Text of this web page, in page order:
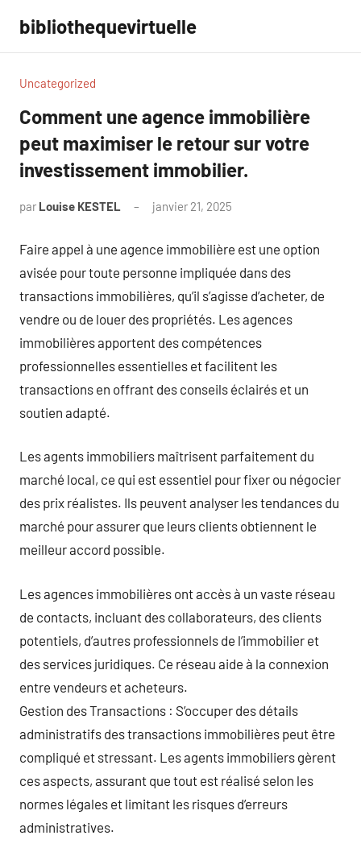
contenu
bibliothequevirtuelle
Uncategorized
Comment une agence immobilière
peut maximiser le retour sur votre
investissement immobilier.
par Louise KESTEL janvier 21, 2025
Faire appel à une agence immobilière est une option
avisée pour toute personne impliquée dans des
transactions immobilières, qu’il s’agisse d’acheter, de
vendre ou de louer des propriétés. Les agences
immobilières apportent des compétences
professionnelles essentielles et facilitent les
transactions en offrant des conseils éclairés et un
soutien adapté.
Les agents immobiliers maîtrisent parfaitement du
marché local, ce qui est essentiel pour fixer ou négocier
des prix réalistes. Ils peuvent analyser les tendances du
marché pour assurer que leurs clients obtiennent le
meilleur accord possible.
Les agences immobilières ont accès à un vaste réseau
de contacts, incluant des collaborateurs, des clients
potentiels, d’autres professionnels de l’immobilier et
des services juridiques. Ce réseau aide à la connexion
entre vendeurs et acheteurs.
Gestion des Transactions : S’occuper des détails
administratifs des transactions immobilières peut être
compliqué et stressant. Les agents immobiliers gèrent
ces aspects, assurant que tout est réalisé selon les
normes légales et limitant les risques d’erreurs
administratives.